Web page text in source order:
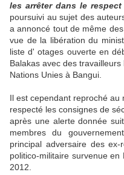
les arrêter dans le
poursuivi au sujet des
a annoncé tout de même des
vue de la libération du
liste d' otages ouverte en
Balakas avec des
Nations Unies à Bangui.
Il est cependant reproché
respecté les consignes de
après une alerte donnée
membres du
principal adversaire des
politico-militaire survenue
2012.